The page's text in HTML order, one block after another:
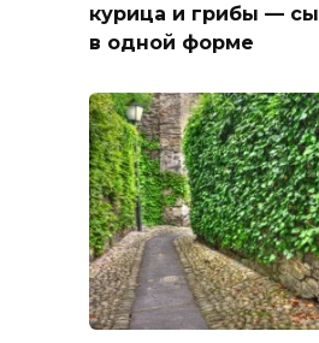
курица и грибы —
в одной форме